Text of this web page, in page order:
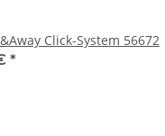
Click-System 56672
*